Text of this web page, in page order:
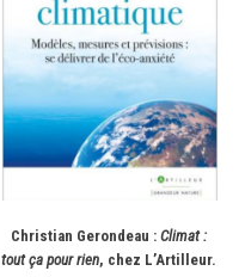
Christian Gerondeau : Climat :
tout ça pour rien, chez L’Artilleur.